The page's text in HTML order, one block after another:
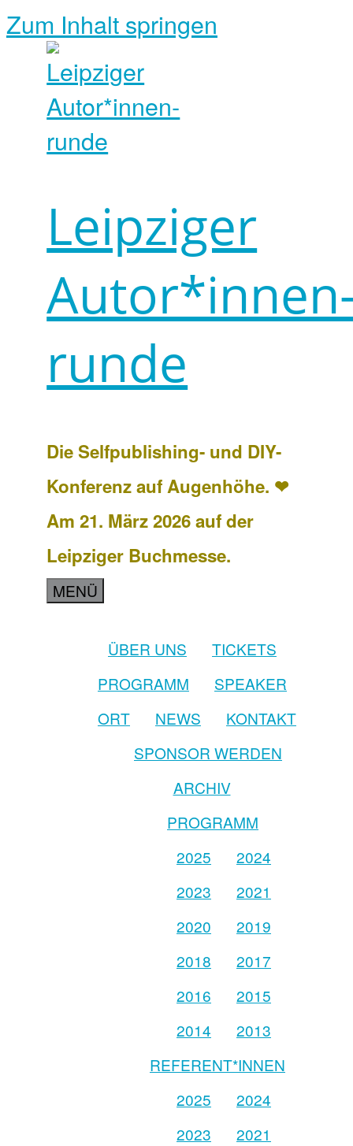
Zum Inhalt springen
Leipziger
runde
Die Selfpublishing- und DIY-
Konferenz auf Augenhöhe. ❤
Am 21. März 2026 auf der
Leipziger Buchmesse.
MENÜ
ÜBER UNS
TICKETS
PROGRAMM
SPEAKER
ORT
NEWS
KONTAKT
SPONSOR WERDEN
ARCHIV
PROGRAMM
2025
2024
2023
2021
2020
2019
2018
2017
2016
2015
2014
2013
REFERENT*INNEN
2025
2024
2023
2021